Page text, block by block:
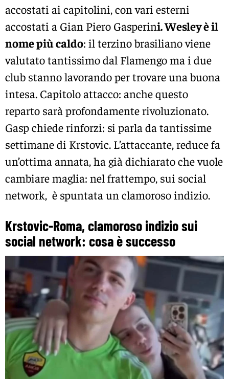
accostati ai capitolini, con vari esterni
accostati a Gian Piero Gasperini. Wesley è il
nome più caldo: il terzino brasiliano viene
valutato tantissimo dal Flamengo ma i due
club stanno lavorando per trovare una buona
intesa. Capitolo attacco: anche questo
reparto sarà profondamente rivoluzionato.
Gasp chiede rinforzi: si parla da tantissime
settimane di Krstovic. L’attaccante, reduce fa
un’ottima annata, ha già dichiarato che vuole
cambiare maglia: nel frattempo, sui social
network, è spuntata un clamoroso indizio.
Krstovic-Roma, clamoroso indizio sui
social network: cosa è successo